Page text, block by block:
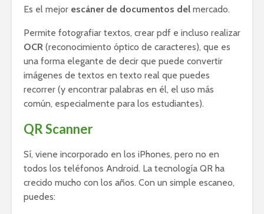
Es el mejor escáner de documentos del mercado.
Permite fotografiar textos, crear pdf e incluso realizar
OCR (reconocimiento óptico de caracteres), que es
una forma elegante de decir que puede convertir
imágenes de textos en texto real que puedes
recorrer (y encontrar palabras en él, el uso más
común, especialmente para los estudiantes).
QR Scanner
Sí, viene incorporado en los iPhones, pero no en
todos los teléfonos Android. La tecnología QR ha
crecido mucho con los años. Con un simple escaneo,
puedes: